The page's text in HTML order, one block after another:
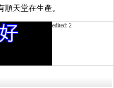
天堂在生產。
edited: 2